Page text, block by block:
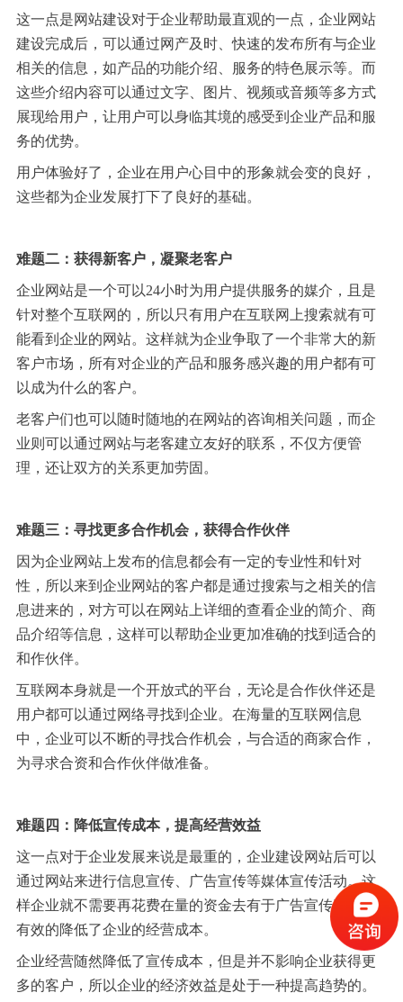
这一点是网站建设对于企业帮助最直观的一点，企业网站
建设完成后，可以通过网产及时、快速的发布所有与企业
相关的信息，如产品的功能介绍、服务的特色展示等。而
这些介绍内容可以通过文字、图片、视频或音频等多方式
展现给用户，让用户可以身临其境的感受到企业产品和服
务的优势。
用户体验好了，企业在用户心目中的形象就会变的良好，
这些都为企业发展打下了良好的基础。
难题二：获得新客户，凝聚老客户
企业网站是一个可以24小时为用户提供服务的媒介，且是
针对整个互联网的，所以只有用户在互联网上搜索就有可
能看到企业的网站。这样就为企业争取了一个非常大的新
客户市场，所有对企业的产品和服务感兴趣的用户都有可
以成为什么的客户。
老客户们也可以随时随地的在网站的咨询相关问题，而企
业则可以通过网站与老客建立友好的联系，不仅方便管
理，还让双方的关系更加劳固。
难题三：寻找更多合作机会，获得合作伙伴
因为企业网站上发布的信息都会有一定的专业性和针对
性，所以来到企业网站的客户都是通过搜索与之相关的信
息进来的，对方可以在网站上详细的查看企业的简介、商
品介绍等信息，这样可以帮助企业更加准确的找到适合的
和作伙伴。
互联网本身就是一个开放式的平台，无论是合作伙伴还是
用户都可以通过网络寻找到企业。在海量的互联网信息
中，企业可以不断的寻找合作机会，与合适的商家合作，
为寻求合资和合作伙伴做准备。
难题四：降低宣传成本，提高经营效益
这一点对于企业发展来说是最重的，企业建设网站后可以
通过网站来进行信息宣传、广告宣传等媒体宣传活动。这
样企业就不需要再花费在量的资金去有于广告宣传了，很
有效的降低了企业的经营成本。
企业经营随然降低了宣传成本，但是并不影响企业获得更
多的客户，所以企业的经济效益是处于一种提高趋势的。